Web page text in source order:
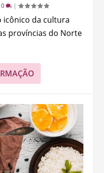
0 |
icônico da cultura
províncias do Norte